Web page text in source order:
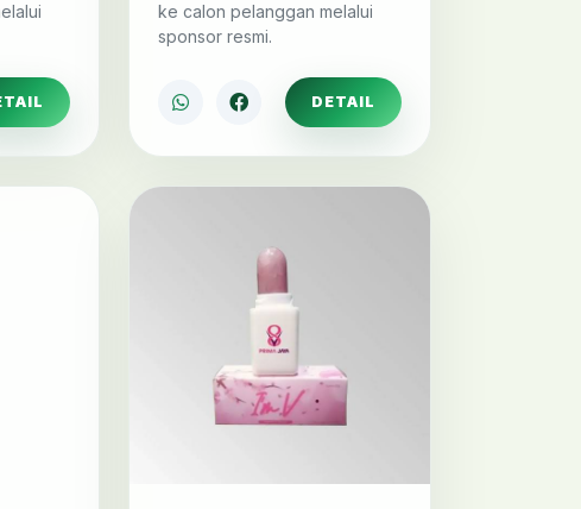
ke calon pelanggan melalui
sponsor resmi.
DETAIL